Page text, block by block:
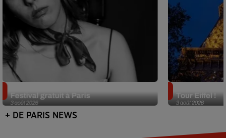
3 août 2026
Festival gratuit à Paris
3 août 2026
Tour Eiffel !
+ DE PARIS NEWS